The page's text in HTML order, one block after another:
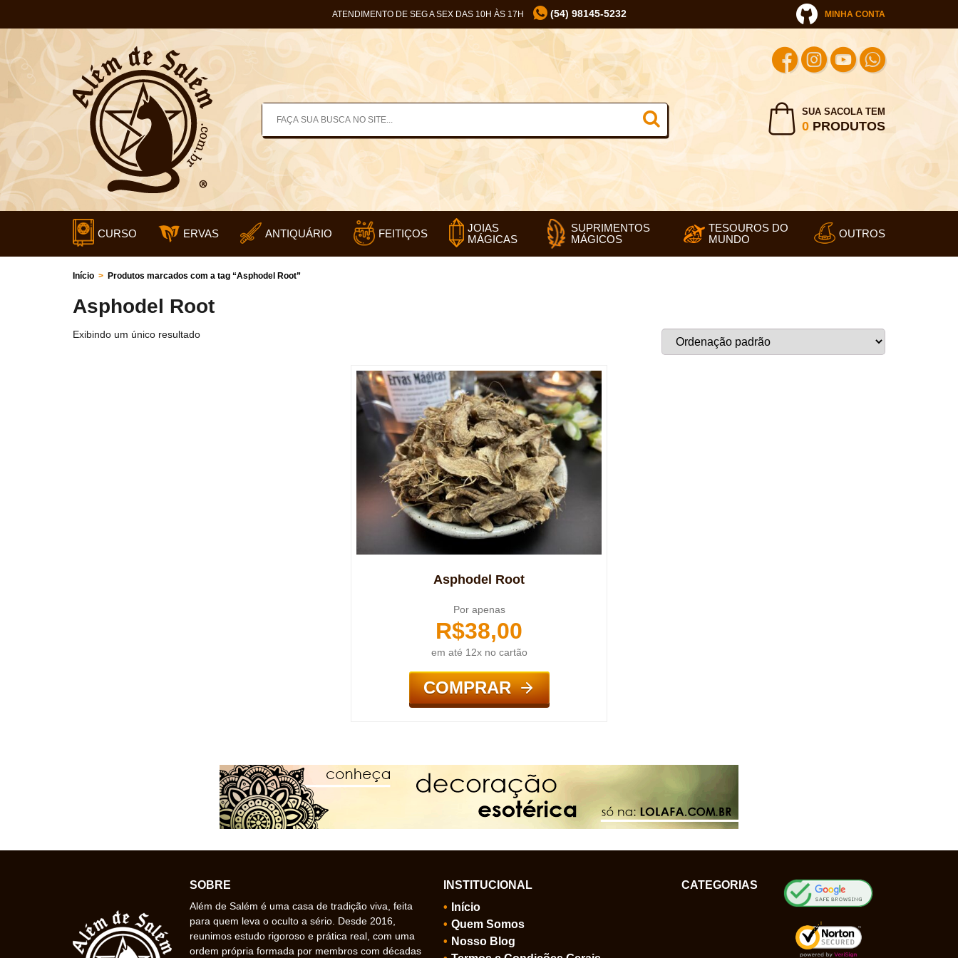
ATENDIMENTO DE SEG A SEX DAS 10H ÀS 17H (54) 98145-5232 MINHA CONTA
SUA SACOLA TEM
0PRODUTOS
CURSO ERVAS ANTIQUÁRIO FEITIÇOS
JOIAS
MÁGICAS
SUPRIMENTOS
MÁGICOS
TESOUROS DO
MUNDO
OUTROS
Início > Produtos marcados com a tag “Asphodel Root”
Asphodel Root
Exibindo um único resultado
Asphodel Root
Por apenas
R$38,00
em até 12x no cartão
COMPRAR
SOBRE
Além de Salém é uma casa de tradição viva, feita
para quem leva o oculto a sério. Desde 2016,
reunimos estudo rigoroso e prática real, com uma
ordem própria formada por membros com décadas
INSTITUCIONAL
Início
Quem Somos
Nosso Blog
CATEGORIAS